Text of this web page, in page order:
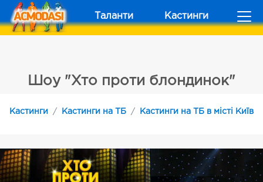
Таланти Кастинги
Шоу "Хто проти блондинок"
Кастинги Кастинги на ТБ Кастинги на ТБ в місті Київ